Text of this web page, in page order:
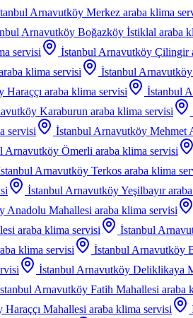
Arnavutköy Merkez araba klima
Arnavutköy Boğazköy İstiklal araba
servisi İstanbul Arnavutköy Çilingir
klima servisi İstanbul
Haraççı araba klima servisi İstanbul
Karaburun araba klima servisi
servisi İstanbul Arnavutköy Mehmet
Arnavutköy Ömerli araba klima servisi
Arnavutköy Terkos araba klima
İstanbul Arnavutköy Yeşilbayır
Anadolu Mahallesi araba klima servisi
araba klima servisi İstanbul
klima servisi İstanbul Arnavutköy
İstanbul Arnavutköy Deliklikaya
Arnavutköy Fatih Mahallesi araba
Mahallesi araba klima servisi